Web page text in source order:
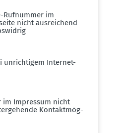
Rufnummer im
nicht ausrei­chend
unrich­tigem Internet-
im Impressum nicht
Kontakt­mög­